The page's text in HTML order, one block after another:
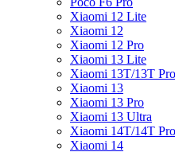
Xiaomi 12 Lite
Xiaomi 12
Xiaomi 12 Pro
Xiaomi 13 Lite
Xiaomi 13T/13T Pro
Xiaomi 13
Xiaomi 13 Pro
Xiaomi 13 Ultra
Xiaomi 14T/14T Pro
Xiaomi 14